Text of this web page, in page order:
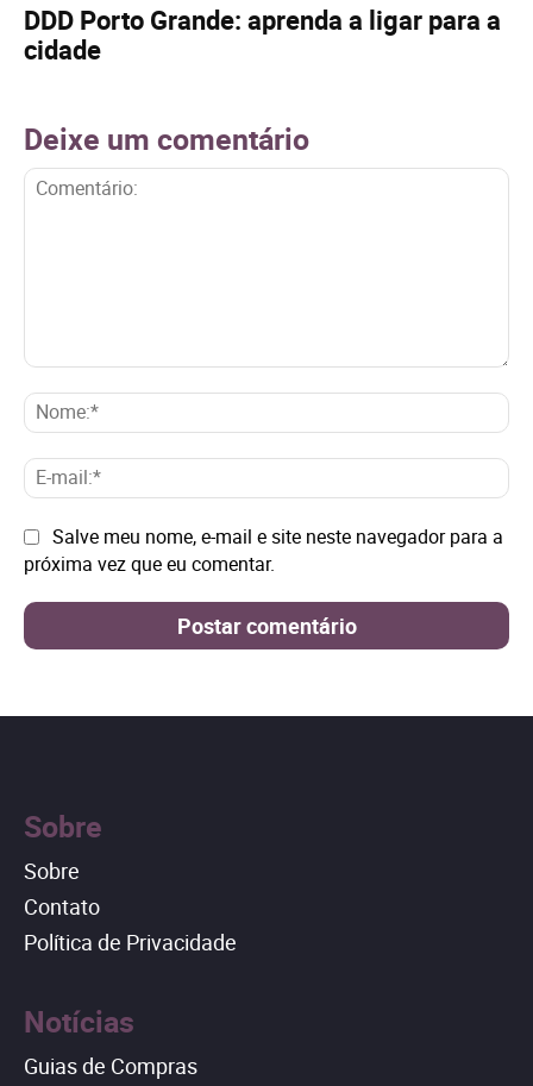
DDD Porto Grande: aprenda a ligar para a
cidade
Deixe um comentário
E-
Site: Salve meu nome, e-mail e site neste navegador para a
próxima vez que eu comentar.
Sobre
Sobre
Contato
Política de Privacidade
Notícias
Guias de Compras